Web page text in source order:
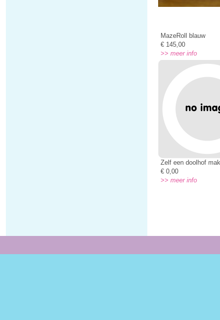
MazeRoll blauw
€ 145,00
>> meer info
Zelf een doolhof
€ 0,00
>> meer info